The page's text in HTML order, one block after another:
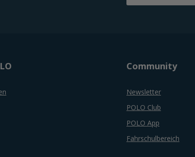
Community
Newsletter
POLO Club
POLO App
Fahrschulbereich